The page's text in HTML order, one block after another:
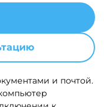
и почтой.